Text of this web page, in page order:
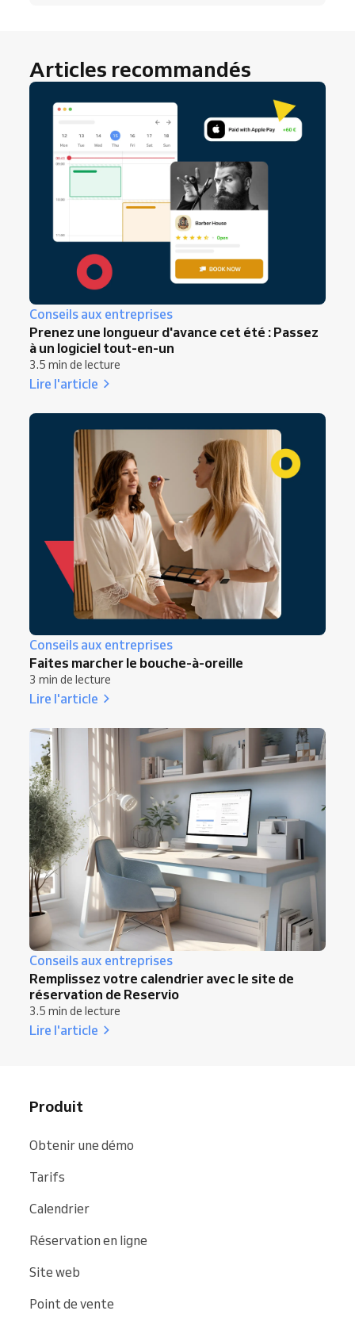
Articles recommandés
Conseils aux entreprises
Prenez une longueur d'avance cet été : Passez
à un logiciel tout-en-un
3.5 min de lecture
Lire l'article
Conseils aux entreprises
Faites marcher le bouche-à-oreille
3 min de lecture
Lire l'article
Conseils aux entreprises
Remplissez votre calendrier avec le site de
réservation de Reservio
3.5 min de lecture
Lire l'article
Produit
Obtenir une démo
Tarifs
Calendrier
Réservation en ligne
Site web
Point de vente